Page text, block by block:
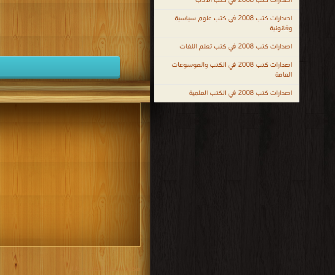
اصدارات كتب 2008 في كتب علوم سياسية
وقانونية
اصدارات كتب 2008 في كتب تعلم اللغات
اصدارات كتب 2008 في الكتب والموسوعات
العامة
اصدارات كتب 2008 في الكتب العلمية
كتب 1938
كتب 1929
كتب 1920
كتب 1919 كتب 1918
كتب 1911
كتب 1910 كتب 1909
كتب 1902
كتب 1901 كتب 1900
مكتبة تحميل الكتب مجانا